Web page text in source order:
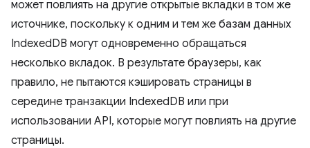
может повлиять на другие открытые вкладки в том же
источнике, поскольку к одним и тем же базам данных
IndexedDB могут одновременно обращаться
несколько вкладок. В результате браузеры, как
правило, не пытаются кэшировать страницы в
середине транзакции IndexedDB или при
использовании API, которые могут повлиять на другие
страницы.